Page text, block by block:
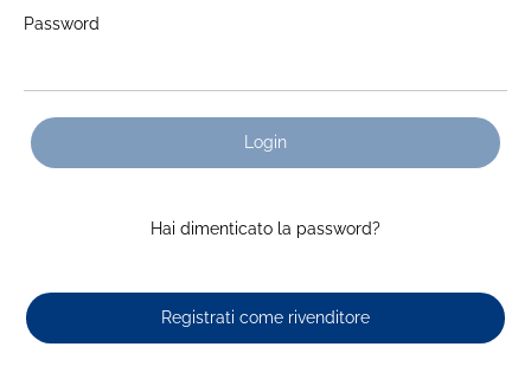
Password
Login
Hai dimenticato la password?
Registrati come rivenditore